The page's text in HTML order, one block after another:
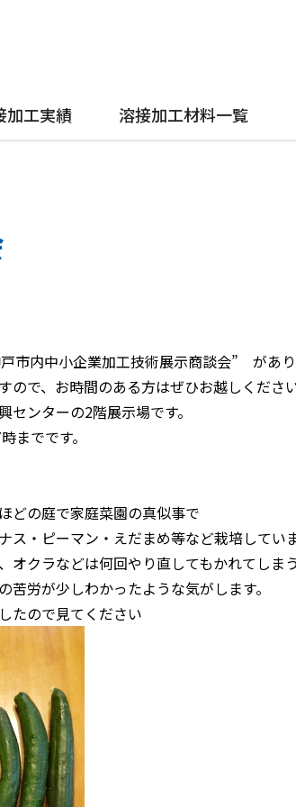
加工実績 溶接加工材料一覧
市内中小企業加工技術展示商談会” があり
ので、お時間のある方はぜひお越しください
センターの2階展示場です。
までです。
どの庭で家庭菜園の真似事で
ス・ピーマン・えだまめ等など栽培していま
オクラなどは何回やり直してもかれてしま
苦労が少しわかったような気がします。
たので見てください